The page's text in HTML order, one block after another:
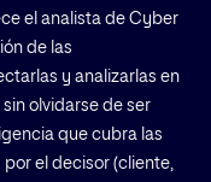
el analista de Cyber
de las
y analizarlas en
olvidarse de ser
que cubra las
el decisor (cliente,